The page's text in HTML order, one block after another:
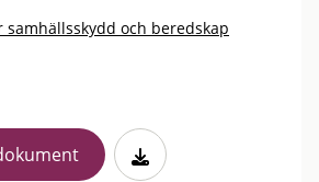
och beredskap